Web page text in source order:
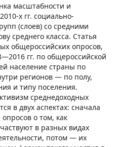
масштабности и
х гг. социально-
(слоев) со средними
среднего класса. Статья
общероссийских опросов,
гг. по общероссийской
население страны по
регионов — по полу,
и типу поселения.
среднедоходных
в двух аспектах: сначала
о том, как
в разных видах
потом — их